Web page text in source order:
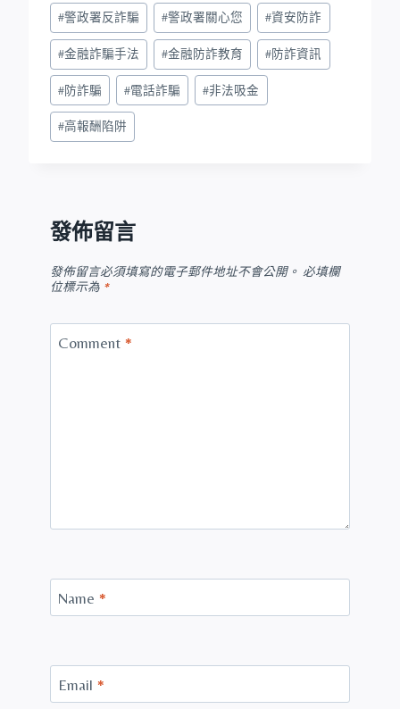
#警政署反詐騙 #警政署關心您 #資安防詐
#金融詐騙手法 #金融防詐教育 #防詐資訊
#防詐騙 #電話詐騙 #非法吸金
#高報酬陷阱
發佈留言
發佈留言必須填寫的電子郵件地址不會公開。 必填欄
位標示為 *
Comment *
Name *
Email *